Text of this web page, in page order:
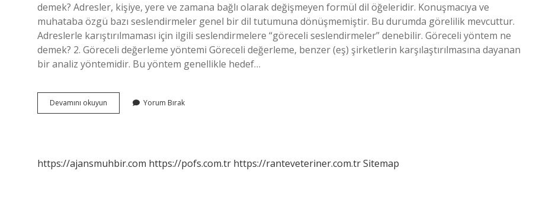
demek? Adresler, kişiye, yere ve zamana bağlı olarak değişmeyen formül dil öğeleridir. Konuşmacıya ve
muhataba özgü bazı seslendirmeler genel bir dil tutumuna dönüşmemiştir. Bu durumda görelilik mevcuttur.
Adreslerle karıştırılmaması için ilgili seslendirmelere “göreceli seslendirmeler” denebilir. Göreceli yöntem ne
demek? 2. Göreceli değerleme yöntemi Göreceli değerleme, benzer (eş) şirketlerin karşılaştırılmasına dayanan
bir analiz yöntemidir. Bu yöntem genellikle hedef…
Devamını okuyun Göreceli
Kavram
Yorum Bırak
https://ajansmuhbir.com https://pofs.com.tr https://ranteveteriner.com.trSitemap